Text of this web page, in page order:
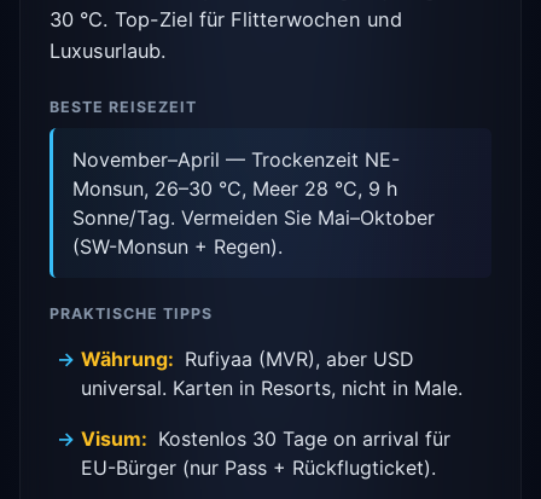
30 °C. Top-Ziel für Flitterwochen und
Luxusurlaub.
BESTE REISEZEIT
November–April — Trockenzeit NE-
Monsun, 26–30 °C, Meer 28 °C, 9 h
Sonne/Tag. Vermeiden Sie Mai–Oktober
(SW-Monsun + Regen).
PRAKTISCHE TIPPS
Währung: Rufiyaa (MVR), aber USD
universal. Karten in Resorts, nicht in Male.
Visum: Kostenlos 30 Tage on arrival für
EU-Bürger (nur Pass + Rückflugticket).